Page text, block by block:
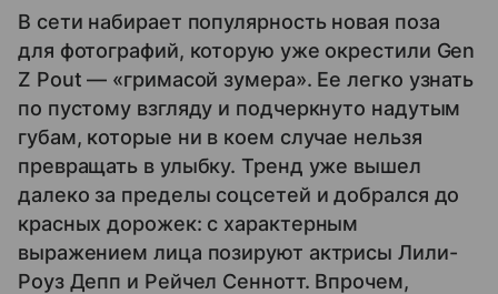
В сети набирает популярность новая поза
для фотографий, которую уже окрестили Gen
Z Pout — «гримасой зумера». Ее легко узнать
по пустому взгляду и подчеркнуто надутым
губам, которые ни в коем случае нельзя
превращать в улыбку. Тренд уже вышел
далеко за пределы соцсетей и добрался до
красных дорожек: с характерным
выражением лица позируют актрисы Лили-
Роуз Депп и Рейчел Сеннотт. Впрочем,